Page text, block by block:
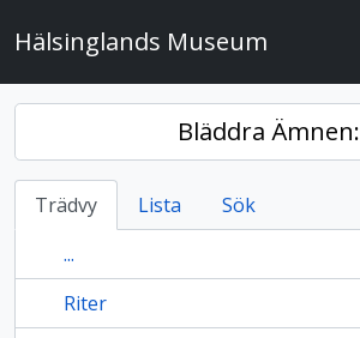
Hälsinglands Museum
Bläddra Ämnen:
Trädvy Lista
Sök
...
Riter